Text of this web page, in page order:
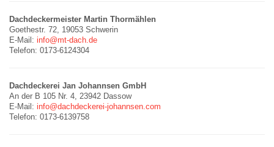
Dachdeckermeister Martin Thormählen
Goethestr. 72, 19053 Schwerin
E-Mail: info@mt-dach.de
Telefon: 0173-6124304
Dachdeckerei Jan Johannsen GmbH
An der B 105 Nr. 4, 23942 Dassow
E-Mail: info@dachdeckerei-johannsen.com
Telefon: 0173-6139758